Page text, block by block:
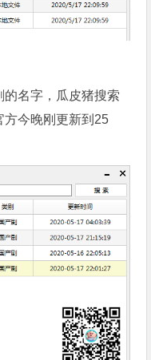
名字，瓜皮猪搜索
方今晚刚更新到25